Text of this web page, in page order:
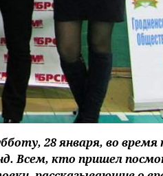
28 января, во время
Всем, кто пришел